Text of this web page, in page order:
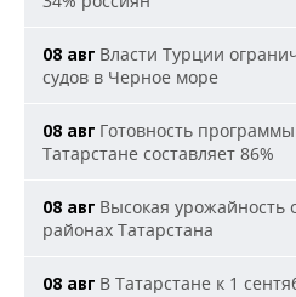
08 авг Власти Турции
судов в Черное море
08 авг Готовность
Татарстане составляет 86%
08 авг Высокая урожайность
районах Татарстана
08 авг В Татарстане к 1